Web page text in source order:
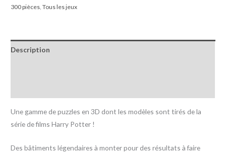
300 pièces ,Tous les jeux
Description
Une gamme de puzzles en 3D dont les modèles sont tirés de la
série de films Harry Potter !
Des bâtiments légendaires à monter pour des résultats à faire